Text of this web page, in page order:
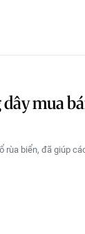
mua
rùa biển, đã giúp